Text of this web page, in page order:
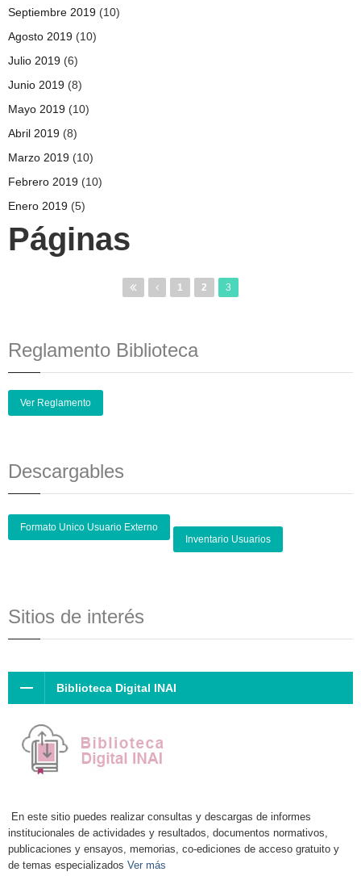
Septiembre 2019 (10)
Agosto 2019 (10)
Julio 2019 (6)
Junio 2019 (8)
Mayo 2019 (10)
Abril 2019 (8)
Marzo 2019 (10)
Febrero 2019 (10)
Enero 2019 (5)
Páginas
1 2 3
Reglamento Biblioteca
Ver Reglamento
Descargables
Formato Unico Usuario Externo
Inventario Usuarios
Sitios de interés
Biblioteca Digital INAI
En este sitio puedes realizar consultas y descargas de informes
institucionales de actividades y resultados, documentos normativos,
publicaciones y ensayos, memorias, co-ediciones de acceso gratuito y
de temas especializados Ver más